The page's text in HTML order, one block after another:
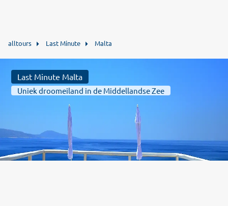
alltours Last Minute Malta
Last Minute Malta
Uniek droomeiland in de Middellandse Zee